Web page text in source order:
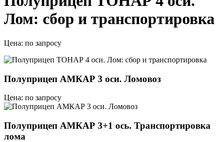
Лом: сбор и транспортировка
Цена: по запросу
Полуприцеп АМКАР 3 оси. Ломовоз
Цена: по запросу
Полуприцеп АМКАР 3+1 ось. Транспортировка
лома